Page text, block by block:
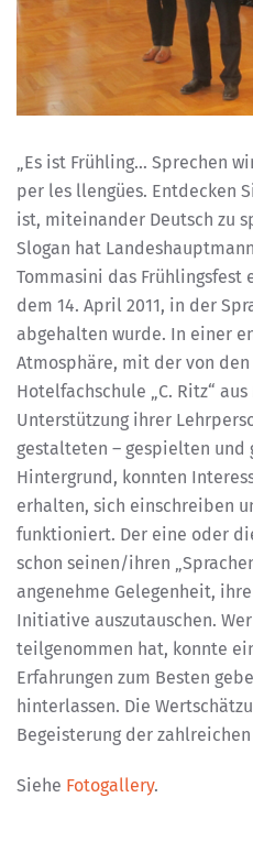
„Es ist Frühling… Sprechen
per les llengües. Entdecken
ist, miteinander Deutsch zu
Slogan hat
Tommasini das Frühlingsfest
dem 14. April 2011, in der
abgehalten wurde. In einer
Atmosphäre, mit der von
Hotelfachschule „C. Ritz“
Unterstützung ihrer
gestalteten – gespielten und
Hintergrund, konnten
erhalten, sich einschreiben
funktioniert. Der eine oder
schon seinen/ihren
angenehme Gelegenheit,
Initiative auszutauschen.
teilgenommen hat, konnte
Erfahrungen zum Besten
hinterlassen. Die
Begeisterung der
Siehe Fotogallery.